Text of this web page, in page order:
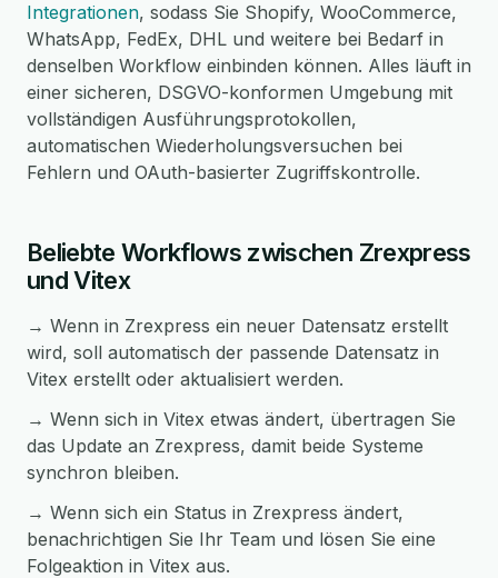
Integrationen, sodass Sie Shopify, WooCommerce,
WhatsApp, FedEx, DHL und weitere bei Bedarf in
denselben Workflow einbinden können. Alles läuft in
einer sicheren, DSGVO-konformen Umgebung mit
vollständigen Ausführungsprotokollen,
automatischen Wiederholungsversuchen bei
Fehlern und OAuth-basierter Zugriffskontrolle.
Beliebte Workflows zwischen Zrexpress
und Vitex
→ Wenn in Zrexpress ein neuer Datensatz erstellt
wird, soll automatisch der passende Datensatz in
Vitex erstellt oder aktualisiert werden.
→ Wenn sich in Vitex etwas ändert, übertragen Sie
das Update an Zrexpress, damit beide Systeme
synchron bleiben.
→ Wenn sich ein Status in Zrexpress ändert,
benachrichtigen Sie Ihr Team und lösen Sie eine
Folgeaktion in Vitex aus.